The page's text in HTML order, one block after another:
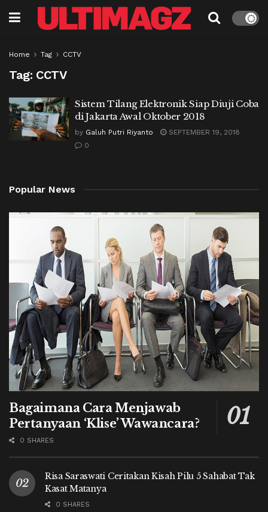
Home Tag CCTV
Tag: CCTV
Sistem Tilang Elektronik Siap Diuji Coba
di Jakarta Awal Oktober 2018
by Galuh Putri Riyanto
SEPTEMBER 19, 2018
0
Popular News
Bagaimana Cara Menjawab
Pertanyaan ‘Klise’ Wawancara?
0 SHARES
Risa Saraswati Ceritakan Kisah Pilu 5 Sahabat Tak
Kasat Matanya
0 SHARES